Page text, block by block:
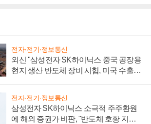
전자·전기·정보통신
외신 "삼성전자 SK하이닉스 중국 공장용
현지 생산 반도체 장비 시험, 미국 수출통
전자·전기·정보통신
삼성전자 SK하이닉스 소극적 주주환원
에 해외 증권가 비판, "반도체 호황 지속